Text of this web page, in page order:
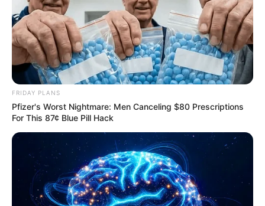
FRIDAY PLANS
Pfizer's Worst Nightmare: Men Canceling $80 Prescriptions
For This 87¢ Blue Pill Hack